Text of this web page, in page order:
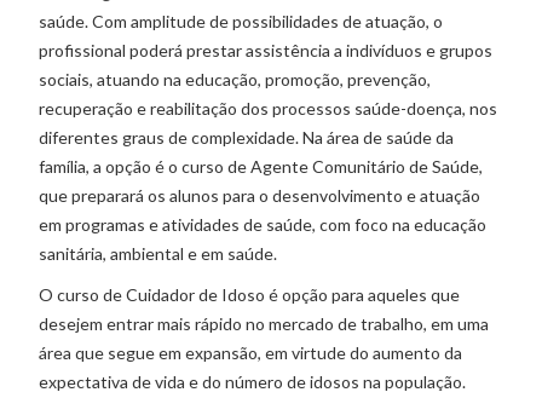
saúde. Com amplitude de possibilidades de atuação, o
profissional poderá prestar assistência a indivíduos e grupos
sociais, atuando na educação, promoção, prevenção,
recuperação e reabilitação dos processos saúde-doença, nos
diferentes graus de complexidade. Na área de saúde da
família, a opção é o curso de Agente Comunitário de Saúde,
que preparará os alunos para o desenvolvimento e atuação
em programas e atividades de saúde, com foco na educação
sanitária, ambiental e em saúde.
O curso de Cuidador de Idoso é opção para aqueles que
desejem entrar mais rápido no mercado de trabalho, em uma
área que segue em expansão, em virtude do aumento da
expectativa de vida e do número de idosos na população.